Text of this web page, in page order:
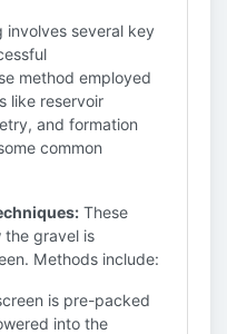
involves several key
method employed
like reservoir
and formation
common
These
the gravel is
Methods include:
is pre-packed
into the